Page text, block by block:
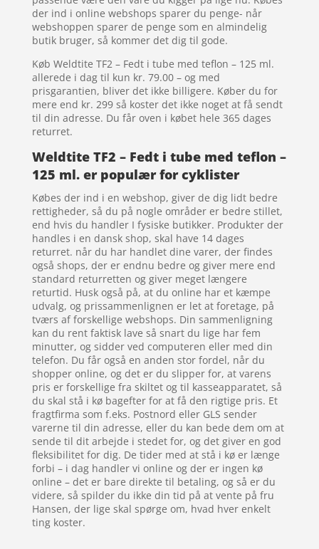
der ind i online webshops sparer du penge- når
webshoppen sparer de penge som en almindelig
butik bruger, så kommer det dig til gode.
Køb Weldtite TF2 – Fedt i tube med teflon – 125 ml.
allerede i dag til kun kr. 79.00 – og med
prisgarantien, bliver det ikke billigere. Køber du for
mere end kr. 299 så koster det ikke noget at få sendt
til din adresse. Du får oven i købet hele 365 dages
returret.
Weldtite TF2 – Fedt i tube med teflon –
125 ml. er populær for cyklister
Købes der ind i en webshop, giver de dig lidt bedre
rettigheder, så du på nogle områder er bedre stillet,
end hvis du handler I fysiske butikker. Produkter der
handles i en dansk shop, skal have 14 dages
returret. når du har handlet dine varer, der findes
også shops, der er endnu bedre og giver mere end
standard returretten og giver meget længere
returtid. Husk også på, at du online har et kæmpe
udvalg, og prissammenlignen er let at foretage, på
tværs af forskellige webshops. Din sammenligning
kan du rent faktisk lave så snart du lige har fem
minutter, og sidder ved computeren eller med din
telefon. Du får også en anden stor fordel, når du
shopper online, og det er du slipper for, at varens
pris er forskellige fra skiltet og til kasseapparatet, så
du skal stå i kø bagefter for at få den rigtige pris. Et
fragtfirma som f.eks. Postnord eller GLS sender
varerne til din adresse, eller du kan bede dem om at
sende til dit arbejde i stedet for, og det giver en god
fleksibilitet for dig. De tider med at stå i kø er længe
forbi – i dag handler vi online og der er ingen kø
online – det er bare direkte til betaling, og så er du
videre, så spilder du ikke din tid på at vente på fru
Hansen, der lige skal spørge om, hvad hver enkelt
ting koster.